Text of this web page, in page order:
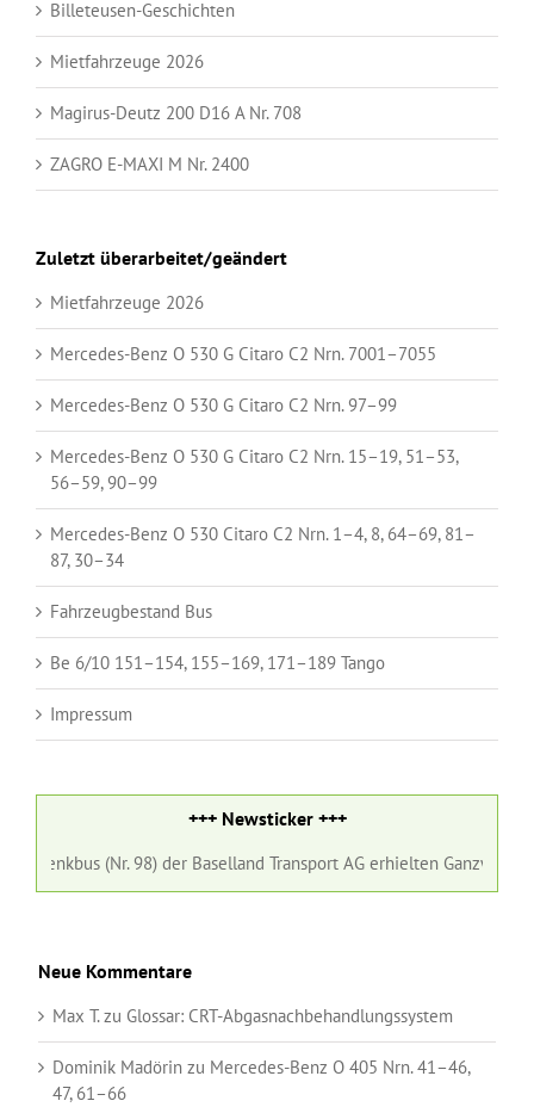
Billeteusen-Geschichten
Mietfahrzeuge 2026
Magirus-Deutz 200 D16 A Nr. 708
ZAGRO E-MAXI M Nr. 2400
Zuletzt überarbeitet/geändert
Mietfahrzeuge 2026
Mercedes-Benz O 530 G Citaro C2 Nrn. 7001–7055
Mercedes-Benz O 530 G Citaro C2 Nrn. 97–99
Mercedes-Benz O 530 G Citaro C2 Nrn. 15–19, 51–53,
56–59, 90–99
Mercedes-Benz O 530 Citaro C2 Nrn. 1–4, 8, 64–69, 81–
87, 30–34
Fahrzeugbestand Bus
Be 6/10 151–154, 155–169, 171–189 Tango
Impressum
+++ Newsticker +++
(Nr. 98) der Baselland Transport AG erhielten
Neue Kommentare
Max T.zu Glossar: CRT-Abgasnachbehandlungssystem
Dominik Madörin zu Mercedes-Benz O 405 Nrn. 41–46,
47, 61–66